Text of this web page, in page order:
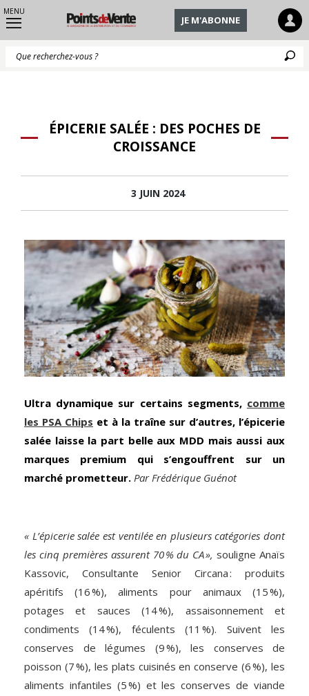
MENU
JE M'ABONNE
ÉPICERIE SALÉE : DES POCHES DE
CROISSANCE
3 JUIN 2024
Ultra dynamique sur certains segments, comme
les PSA Chips et à la traîne sur d’autres, l’épicerie
salée laisse la part belle aux MDD mais aussi aux
marques premium qui s’engouffrent sur un
marché prometteur. Par Frédérique Guénot
« L’épicerie salée est ventilée en plusieurs catégories dont
les cinq premières assurent 70 % du CA », souligne Anaïs
Kassovic, Consultante Senior Circana : produits
apéritifs (16 %), aliments pour animaux (15 %),
potages et sauces (14 %), assaisonnement et
condiments (14 %), féculents (11 %). Suivent les
conserves de légumes (9 %), les conserves de
poisson (7 %), les plats cuisinés en conserve (6 %), les
aliments infantiles (5 %) et les conserves de viande